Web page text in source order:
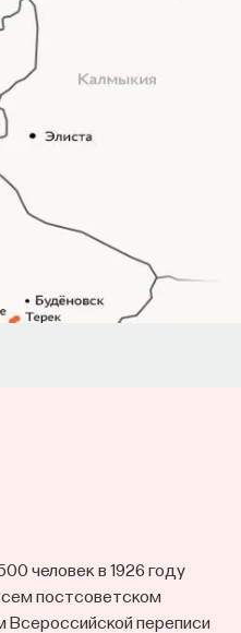
человек в 1926 году
постсоветском
Всероссийской переписи